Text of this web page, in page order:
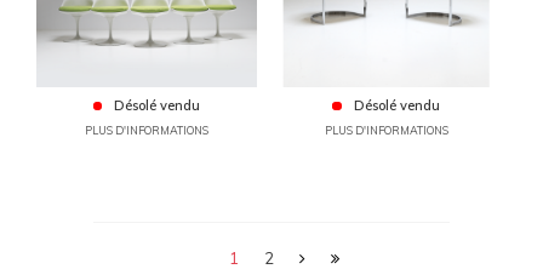
Désolé vendu
PLUS D'INFORMATIONS
Désolé vendu
PLUS D'INFORMATIONS
1 2